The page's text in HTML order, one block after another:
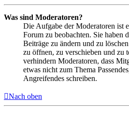
Was sind Moderatoren?
Die Aufgabe der Moderatoren ist
Forum zu beobachten. Sie haben
Beiträge zu ändern und zu
zu öffnen, zu verschieben und zu
verhindern Moderatoren, dass
etwas nicht zum Thema
Angreifendes schreiben.
Nach oben